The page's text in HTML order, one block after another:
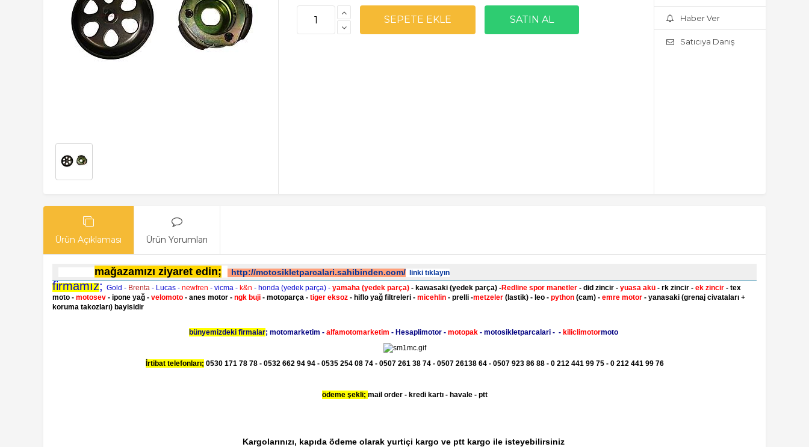
Haber Ver
Satıcıya Danış
Ürün Açıklaması Ürün Yorumları
mağazamızı ziyaret edin; http://motosikletparcalari.sahibinden.com/ linki tıklayın
firmamız; Gold - Brenta - Lucas - newfren - vicma - k&n - honda (yedek parça) - yamaha (yedek parça) - kawasaki (yedek parça) -Redline spor manetler - did zincir - yuasa akü - rk zincir - ek zincir - tex
moto - motosev - ipone yağ - velomoto - anes motor - ngk buji - motoparça - tiger eksoz - hiflo yağ filtreleri - micehlin - prelli -metzeler (lastik) - leo - python (cam) - emre motor - yanasaki (grenaj civataları +
koruma takozları) bayisidir
bünyemizdeki firmalar; motomarketim - alfamotomarketim - Hesaplimotor - motopak - motosikletparcalari - - kiliclimotormoto
İrtibat telefonları; 0530 171 78 78 - 0532 662 94 94 - 0535 254 08 74 - 0507 261 38 74 - 0507 26138 64 - 0507 923 86 88 - 0 212 441 99 75 - 0 212 441 99 76
ödeme şekli; mail order - kredi kartı - havale - ptt
Kargolarınızı, kapıda ödeme olarak yurtiçi kargo ve ptt kargo ile isteyebilirsiniz